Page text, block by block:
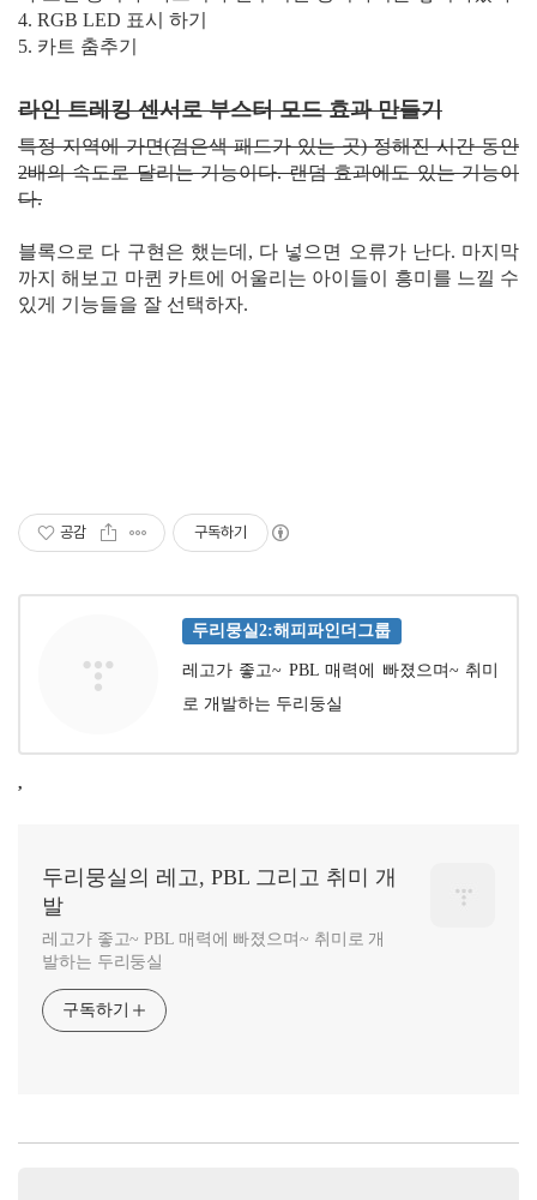
4. RGB LED 표시 하기
5. 카트 춤추기
라인 트레킹 센서로 부스터 모드 효과 만들기
특정 지역에 가면(검은색 패드가 있는 곳) 정해진 시간 동안
2배의 속도로 달리는 기능이다. 랜덤 효과에도 있는 기능이
다.
블록으로 다 구현은 했는데, 다 넣으면 오류가 난다. 마지막
까지 해보고 마퀸 카트에 어울리는 아이들이 흥미를 느낄 수
있게 기능들을 잘 선택하자.
공감 구독하기
두리뭉실2:해피파인더그룹
레고가 좋고~ PBL 매력에 빠졌으며~ 취미
로 개발하는 두리둥실
,
두리뭉실의 레고, PBL 그리고 취미 개
발
레고가 좋고~ PBL 매력에 빠졌으며~ 취미로 개
발하는 두리둥실
구독하기